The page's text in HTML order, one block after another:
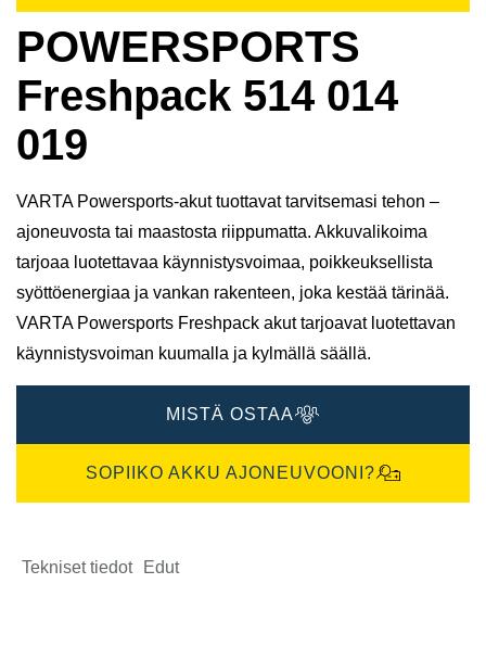
POWERSPORTS
Freshpack 514 014
019
VARTA Powersports-akut tuottavat tarvitsemasi tehon –
ajoneuvosta tai maastosta riippumatta. Akkuvalikoima
tarjoaa luotettavaa käynnistysvoimaa, poikkeuksellista
syöttöenergiaa ja vankan rakenteen, joka kestää tärinää.
VARTA Powersports Freshpack akut tarjoavat luotettavan
käynnistysvoiman kuumalla ja kylmällä säällä.
MISTÄ OSTAA
SOPIIKO AKKU AJONEUVOONI?
Tekniset tiedot Edut